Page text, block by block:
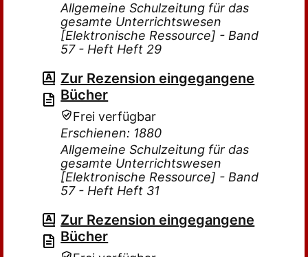
Allgemeine Schulzeitung für das
gesamte Unterrichtswesen
[Elektronische Ressource] - Band
57 - Heft Heft 29
Zur Rezension eingegangene
Bücher
Frei verfügbar
Erschienen: 1880
Allgemeine Schulzeitung für das
gesamte Unterrichtswesen
[Elektronische Ressource] - Band
57 - Heft Heft 31
Zur Rezension eingegangene
Bücher